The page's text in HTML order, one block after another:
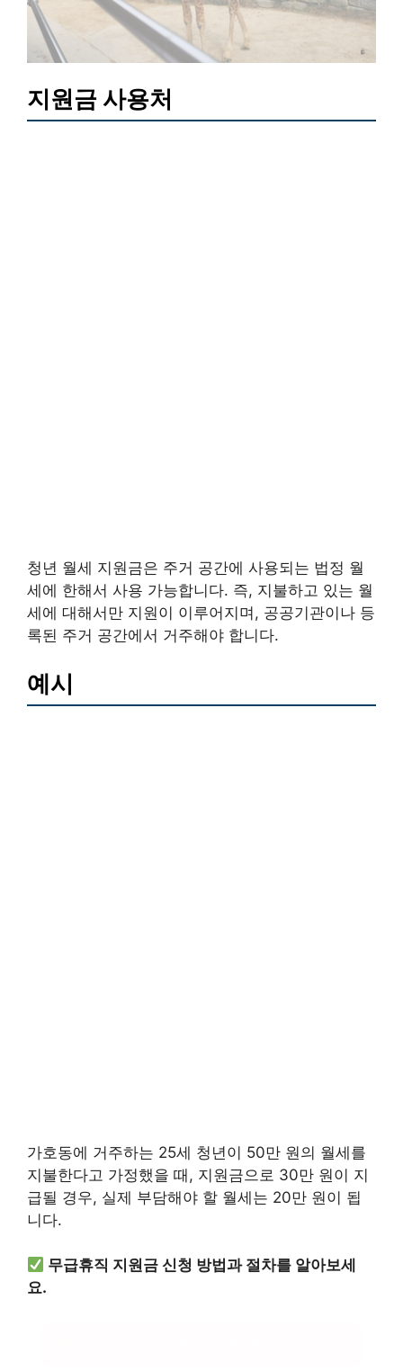
지원금 사용처
청년 월세 지원금은 주거 공간에 사용되는 법정 월
세에 한해서 사용 가능합니다. 즉, 지불하고 있는 월
세에 대해서만 지원이 이루어지며, 공공기관이나 등
록된 주거 공간에서 거주해야 합니다.
예시
가호동에 거주하는 25세 청년이 50만 원의 월세를
지불한다고 가정했을 때, 지원금으로 30만 원이 지
급될 경우, 실제 부담해야 할 월세는 20만 원이 됩
니다.
무급휴직 지원금 신청 방법과 절차를 알아보세
요.